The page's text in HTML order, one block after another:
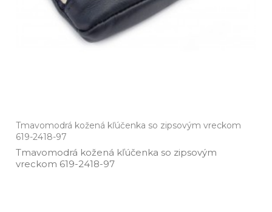
Tmavomodrá kožená kľúčenka so zipsovým vreckom
619-2418-97
Tmavomodrá kožená kľúčenka so zipsovým
vreckom 619­-2418­-97